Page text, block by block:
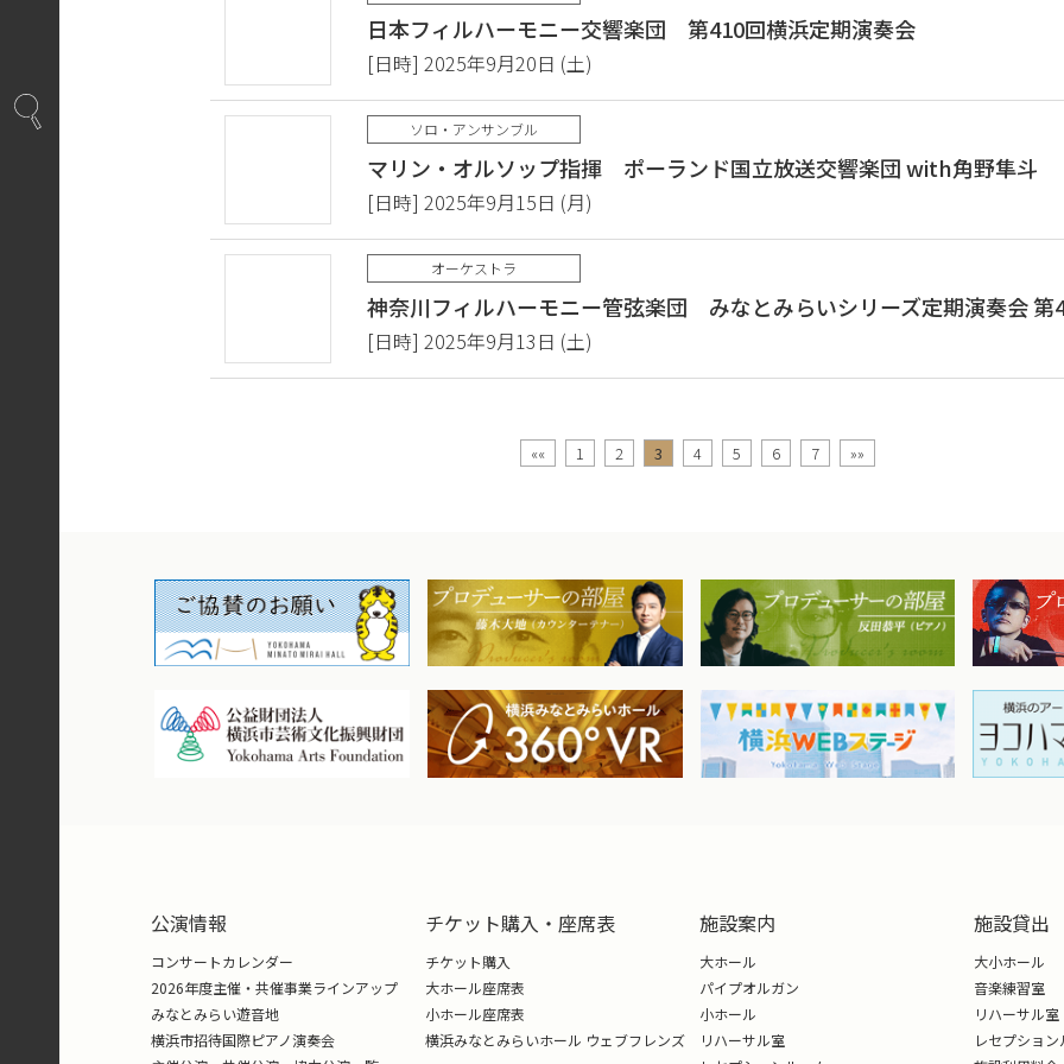
日本フィルハーモニー交響楽団 第410回横浜定期演奏会
[日時] 2025年9月20日 (土)
ソロ・アンサンブル
マリン・オルソップ指揮 ポーランド国立放送交響楽団 with角野隼斗
[日時] 2025年9月15日 (月)
オーケストラ
神奈川フィルハーモニー管弦楽団 みなとみらいシリーズ定期演奏会 第
[日時] 2025年9月13日 (土)
«« 1 2 3 4 5 6 7 »»
公演情報
コンサートカレンダー
2026年度主催・共催事業ラインアップ
みなとみらい遊音地
横浜市招待国際ピアノ演奏会
チケット購入・座席表
チケット購入
大ホール座席表
小ホール座席表
横浜みなとみらいホール ウェブフレンズ
施設案内
大ホール
パイプオルガン
小ホール
リハーサル室
施設貸出
大小ホール
音楽練習室
リハーサル室
レセプショ